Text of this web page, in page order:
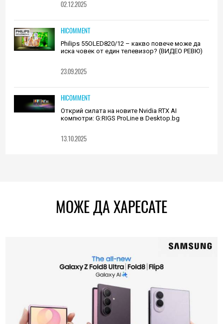
02.12.2025
HICOMMENT
Philips 55OLED820/12 – какво повече може да
иска човек от един телевизор? (ВИДЕО РЕВЮ)
23.09.2025
HICOMMENT
Открий силата на новите Nvidia RTX AI
компютри: G:RIGS ProLine в Desktop.bg
13.10.2025
МОЖЕ ДА ХАРЕСАТЕ